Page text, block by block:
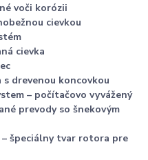
voči korózii
cievkou
cievka
drevenou koncovkou
– počítačovo vyvážený
prevody so šnekovým
špeciálny tvar rotora pre